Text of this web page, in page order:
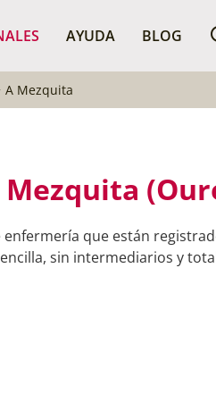
AYUDA BLOG
BUSCAR
A Mezquita
que están
sin intermediarios y